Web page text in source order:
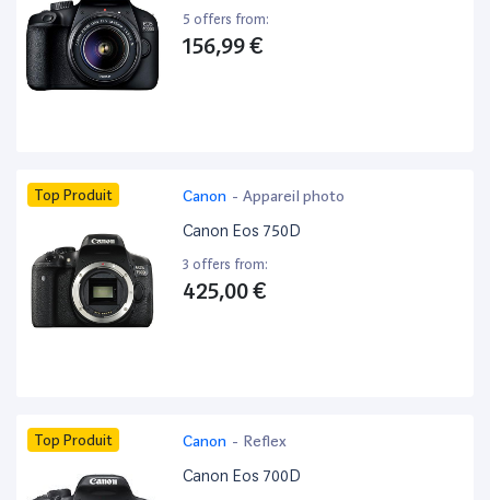
5 offers from:
156,99 €
Top Produit Canon - Appareil photo
Canon Eos 750D
3 offers from:
425,00 €
Top Produit Canon - Reflex
Canon Eos 700D